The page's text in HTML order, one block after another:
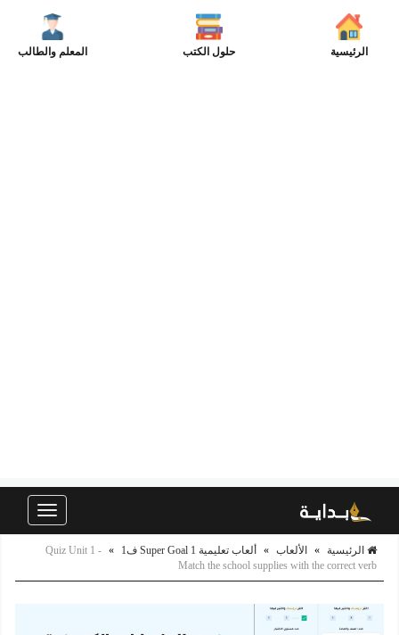
الرئيسية حلول الكتب المعلم والطالب
Toggle
الرئيسية » الألعاب » ألعاب تعليمية Super Goal 1 ف1 »
Quiz Unit 1 -
Match the school supplies with the correct verb